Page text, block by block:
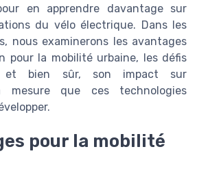
en apprendre davantage sur
du vélo électrique. Dans les
nous examinerons les avantages
pour la mobilité urbaine, les défis
et bien sûr, son impact sur
mesure que ces technologies
pour la mobilité